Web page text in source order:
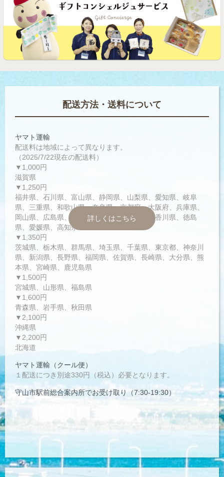
配送方法・送料について
ヤマト運輸
配送料は地域によって異なります。
（2025/7/22現在の配送料）
▼1,000円
滋賀県
▼1,250円
福井県、石川県、富山県、静岡県、山梨県、愛知県、岐阜
県、三重県、和歌山県、奈良県、京都府、大阪府、兵庫県、
岡山県、広島県、鳥取県、島根県、山口県、香川県、徳島
県、愛媛県、高知県
▼1,350円
茨城県、栃木県、群馬県、埼玉県、千葉県、東京都、神奈川
県、新潟県、長野県、福岡県、佐賀県、長崎県、大分県、熊
本県、宮崎県、鹿児島県
▼1,500円
宮城県、山形県、福島県
▼1,600円
青森県、岩手県、秋田県
▼2,100円
沖縄県
▼2,200円
北海道
ヤマト運輸（クール便）
１配送につき別途330円（税込）必要となります。
守山市駅前総合案内所でお受け取り（7:30-19:30）
詳しくはこちら